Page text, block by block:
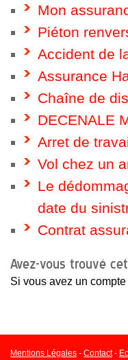
Mon
Piéton
Accident de
Assurance
Chaîne de
DECENALE
Arret de
Vol chez un
Le
date du
Contrat
Avez-vous trouvé
Si vous avez un
Mentions Légales - Contact-